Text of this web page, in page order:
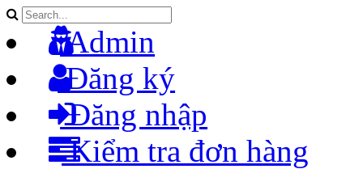
Admin
Đăng ký
Đăng nhập
Kiểm tra đơn hàng